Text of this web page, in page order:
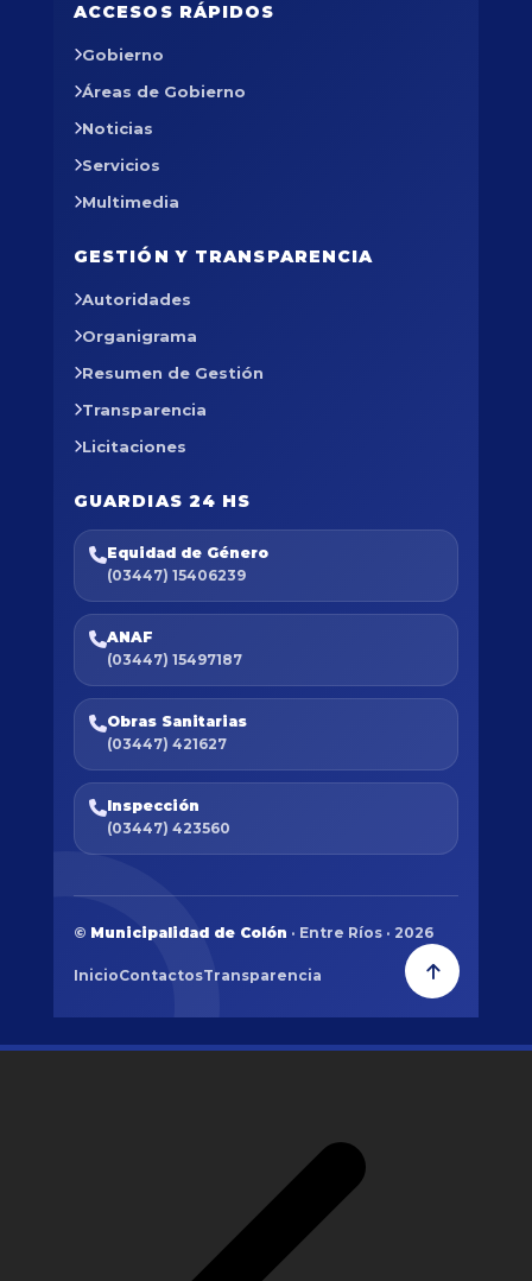
ACCESOS RÁPIDOS
Gobierno
Áreas de Gobierno
Noticias
Servicios
Multimedia
GESTIÓN Y TRANSPARENCIA
Autoridades
Organigrama
Resumen de Gestión
Transparencia
Licitaciones
GUARDIAS 24 HS
Equidad de Género
(03447) 15406239
ANAF
(03447) 15497187
Obras Sanitarias
(03447) 421627
Inspección
(03447) 423560
© Municipalidad de Colón · Entre Ríos · 2026
InicioContactosTransparencia